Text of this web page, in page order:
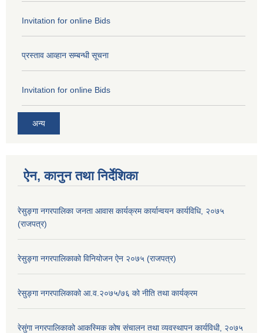
Invitation for online Bids
प्रस्ताव आव्हान सम्बन्धी सूचना
Invitation for online Bids
अन्य
ऐन, कानुन तथा निर्देशिका
रेसुङ्गा नगरपालिका जनता आवास कार्यक्रम कार्यान्वयन कार्यविधि, २०७५
(राजपत्र)
रेसुङ्गा नगरपालिकाको विनियोजन ऐन २०७५ (राजपत्र)
रेसुङ्गा नगरपालिकाको आ.व.२०७५/७६ को नीति तथा कार्यक्रम
रेसुंगा नगरपालिकाको आकस्मिक कोष संचालन तथा व्यवस्थापन कार्यविधी, २०७५